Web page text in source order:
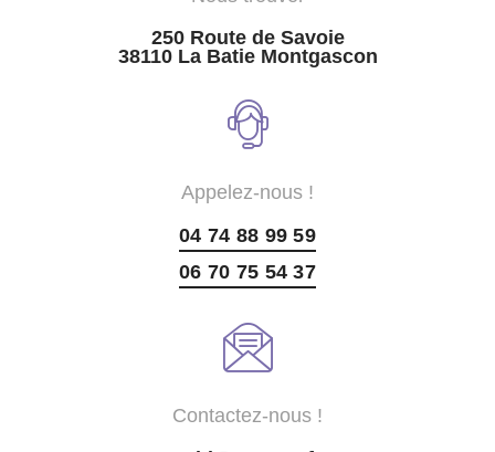
250 Route de Savoie
38110 La Batie Montgascon
Appelez-nous !
04 74 88 99 59
06 70 75 54 37
Contactez-nous !